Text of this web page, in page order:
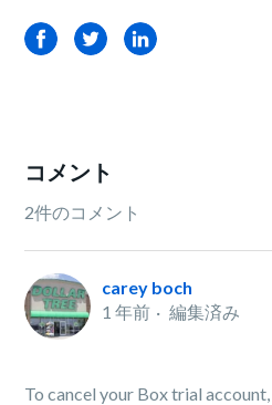
FacebookTwitterLinkedIn
コメント
2件のコメント
carey boch
1 年前
編集済み
To cancel your Box trial